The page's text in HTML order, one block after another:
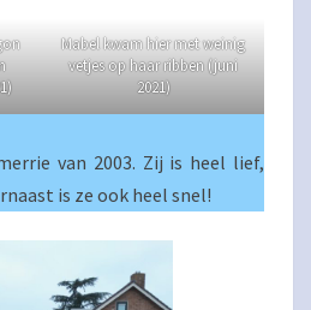
Mabel kwam hier met weinig
vetjes op haar ribben (juni
2021)
van 2003. Zij is heel lief,
is ze ook heel snel!